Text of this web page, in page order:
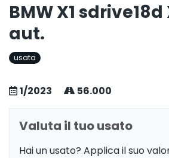
BMW X1
aut.
usata
1/2023 56.000
Valuta il tuo usato
Hai un usato? Applica il suo